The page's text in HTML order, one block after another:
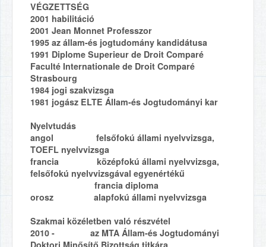
VÉGZETTSÉG
2001 habilitáció
2001 Jean Monnet Professzor
1995 az állam-és jogtudomány kandidátusa
1991 Diplome Superieur de Droit Comparé
Faculté Internationale de Droit Comparé
Strasbourg
1984 jogi szakvizsga
1981 jogász ELTE Állam-és Jogtudományi kar
Nyelvtudás
angol felsőfokú állami nyelvvizsga,
TOEFL nyelvvizsga
francia középfokú állami nyelvvizsga,
felsőfokú nyelvvizsgával egyenértékű
francia diploma
orosz alapfokú állami nyelvvizsga
Szakmai közéletben való részvétel
2010 - az MTA Állam-és Jogtudományi
Doktori Minősítő Bizottság titkára